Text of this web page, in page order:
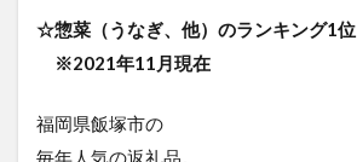
☆惣菜（うなぎ、他）のランキング1位
※2021年11月現在
福岡県飯塚市の
毎年人気の返礼品。